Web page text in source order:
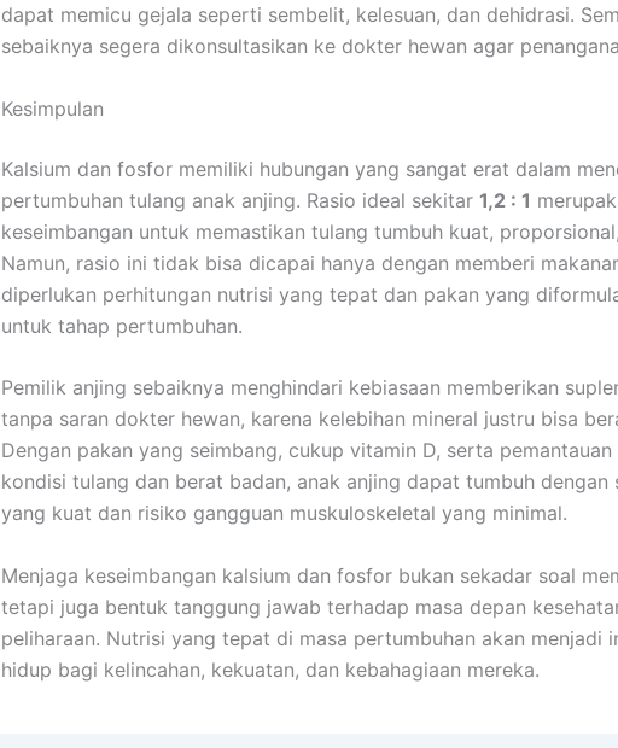
dapat memicu gejala seperti sembelit, kelesuan, dan dehidrasi.
sebaiknya segera dikonsultasikan ke dokter hewan agar
Kesimpulan
Kalsium dan fosfor memiliki hubungan yang sangat erat dalam
pertumbuhan tulang anak anjing. Rasio ideal sekitar 1,2 : 1
keseimbangan untuk memastikan tulang tumbuh kuat,
Namun, rasio ini tidak bisa dicapai hanya dengan memberi
diperlukan perhitungan nutrisi yang tepat dan pakan yang
untuk tahap pertumbuhan.
Pemilik anjing sebaiknya menghindari kebiasaan memberikan
tanpa saran dokter hewan, karena kelebihan mineral justru bisa
Dengan pakan yang seimbang, cukup vitamin D, serta
kondisi tulang dan berat badan, anak anjing dapat tumbuh dengan
yang kuat dan risiko gangguan muskuloskeletal yang minimal.
Menjaga keseimbangan kalsium dan fosfor bukan sekadar soal
tetapi juga bentuk tanggung jawab terhadap masa depan
peliharaan. Nutrisi yang tepat di masa pertumbuhan akan menjadi
hidup bagi kelincahan, kekuatan, dan kebahagiaan mereka.